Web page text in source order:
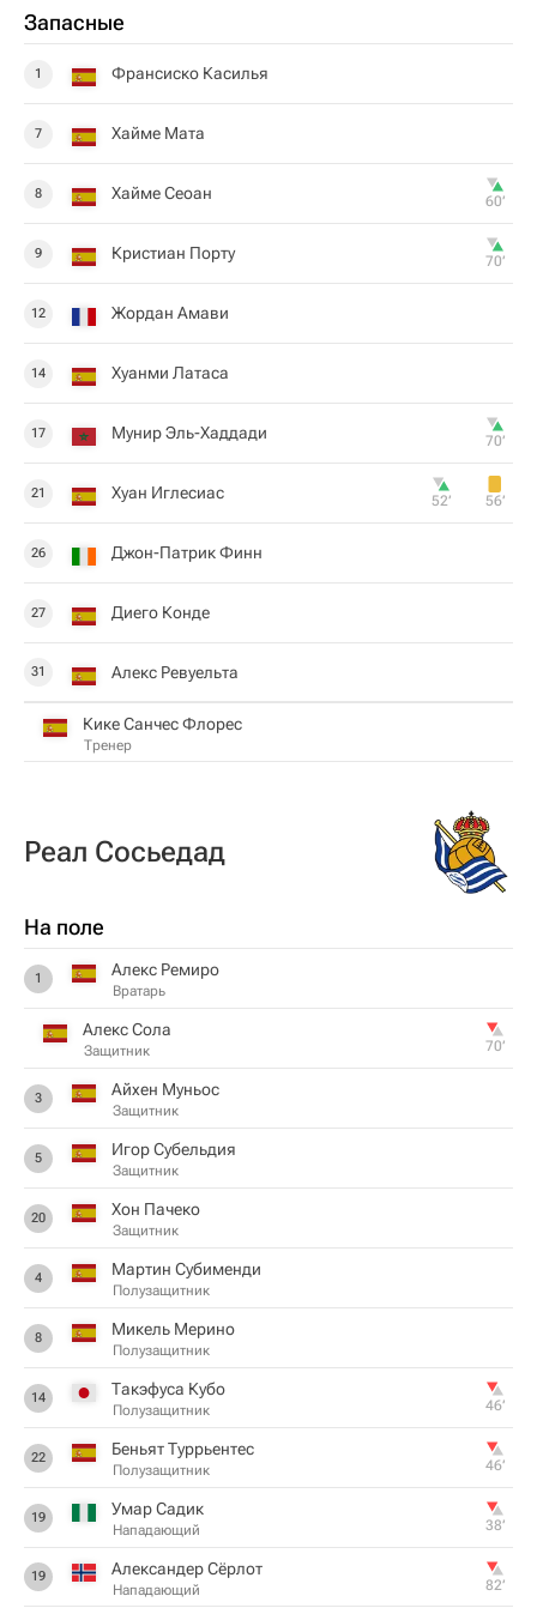
Запасные
1 Франсиско Касилья
7 Хайме Мата
8 Хайме Сеоан 60‎’‎
9 Кристиан Порту 70‎’‎
12 Жордан Амави
14 Хуанми Латаса
17 Мунир Эль-Хаддади 70‎’‎
21 Хуан Иглесиас 52‎’‎ 56‎’‎
26 Джон-Патрик Финн
27 Диего Конде
31 Алекс Ревуельта
Кике Санчес Флорес
Тренер
Реал Сосьедад
На поле
1 Алекс Ремиро
Вратарь
Алекс Сола
Защитник 70‎’‎
3 Айхен Муньос
Защитник
5 Игор Субельдия
Защитник
20 Хон Пачеко
Защитник
4 Мартин Субименди
Полузащитник
8 Микель Мерино
Полузащитник
14 Такэфуса Кубо
Полузащитник 46‎’‎
22 Беньят Туррьентес
Полузащитник 46‎’‎
19 Умар Садик
Нападающий 38‎’‎
19 Александер Сёрлот
Нападающий 82‎’‎